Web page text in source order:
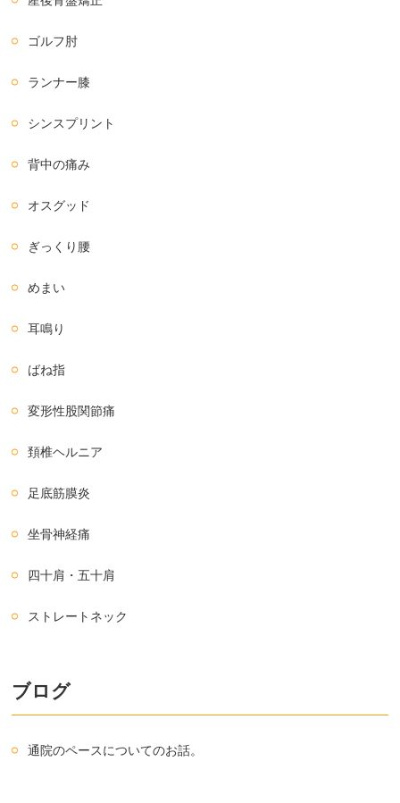
ゴルフ肘
ランナー膝
シンスプリント
背中の痛み
オスグッド
ぎっくり腰
めまい
耳鳴り
ばね指
変形性股関節痛
頚椎ヘルニア
足底筋膜炎
坐骨神経痛
四十肩・五十肩
ストレートネック
ブログ
通院のペースについてのお話。